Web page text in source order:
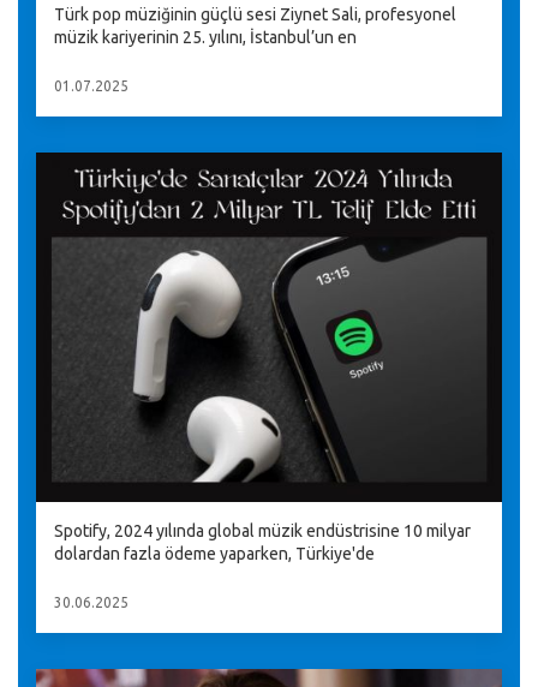
Türk pop müziğinin güçlü sesi Ziynet Sali, profesyonel
müzik kariyerinin 25. yılını, İstanbul’un en
01.07.2025
Spotify, 2024 yılında global müzik endüstrisine 10 milyar
dolardan fazla ödeme yaparken, Türkiye'de
30.06.2025